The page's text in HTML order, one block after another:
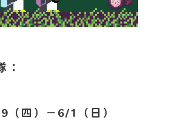
：
（四）－6/1（日）